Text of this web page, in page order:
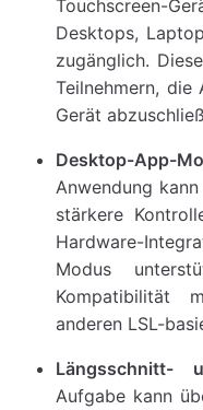
Touchscreen-
Desktops,
zugänglich.
Teilnehmern,
Gerät
Desktop-App-
Anwendung
stärkere
Hardware-
Modus
Kompatibilität
anderen LSL-
Längsschnitt-
Aufgabe kann